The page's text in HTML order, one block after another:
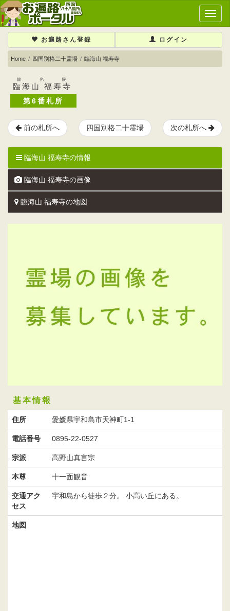
メ
イ
メ
ュ
お遍路さん登録 ログイン
Home 四国別格二十霊場 臨海山 福寿寺
臨海山 福寿寺
龍光院
第6番札所
前の札所へ 四国別格二十霊場 次の札所へ
臨海山 福寿寺の情報
臨海山 福寿寺の画像
臨海山 福寿寺の地図
基本情報
住所 愛媛県宇和島市天神町1-1
電話番号 0895-22-0527
宗派 高野山真言宗
本尊 十一面観音
交通アク
セス
宇和島から徒歩２分。 小高い丘にある。
地図